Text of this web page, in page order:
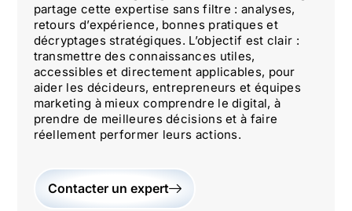
partage cette expertise sans filtre : analyses,
retours d’expérience, bonnes pratiques et
décryptages stratégiques. L’objectif est clair :
transmettre des connaissances utiles,
accessibles et directement applicables, pour
aider les décideurs, entrepreneurs et équipes
marketing à mieux comprendre le digital, à
prendre de meilleures décisions et à faire
réellement performer leurs actions.
Contacter un expert